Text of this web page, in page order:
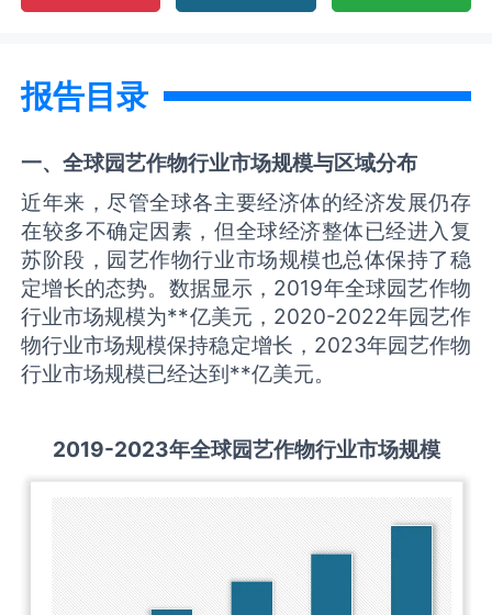
报告目录
一、全球园艺作物行业市场规模与区域分布
近年来，尽管全球各主要经济体的经济发展仍存
在较多不确定因素，但全球经济整体已经进入复
苏阶段，园艺作物行业市场规模也总体保持了稳
定增长的态势。数据显示，2019年全球园艺作物
行业市场规模为**亿美元，2020-2022年园艺作
物行业市场规模保持稳定增长，2023年园艺作物
行业市场规模已经达到**亿美元。
2019-2023年全球园艺作物行业市场规模